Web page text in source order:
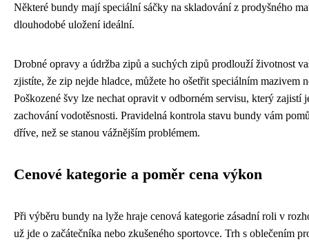
Některé bundy mají speciální sáčky na skladování z prodyšného
dlouhodobé uložení ideální.
Drobné opravy a údržba zipů a suchých zipů prodlouží životnost
zjistíte, že zip nejde hladce, můžete ho ošetřit speciálním mazivem
Poškozené švy lze nechat opravit v odborném servisu, který zajistí
zachování vodotěsnosti. Pravidelná kontrola stavu bundy vám
dříve, než se stanou vážnějším problémem.
Cenové kategorie a poměr cena výkon
Při výběru bundy na lyže hraje cenová kategorie zásadní roli v
už jde o začátečníka nebo zkušeného sportovce. Trh s oblečením